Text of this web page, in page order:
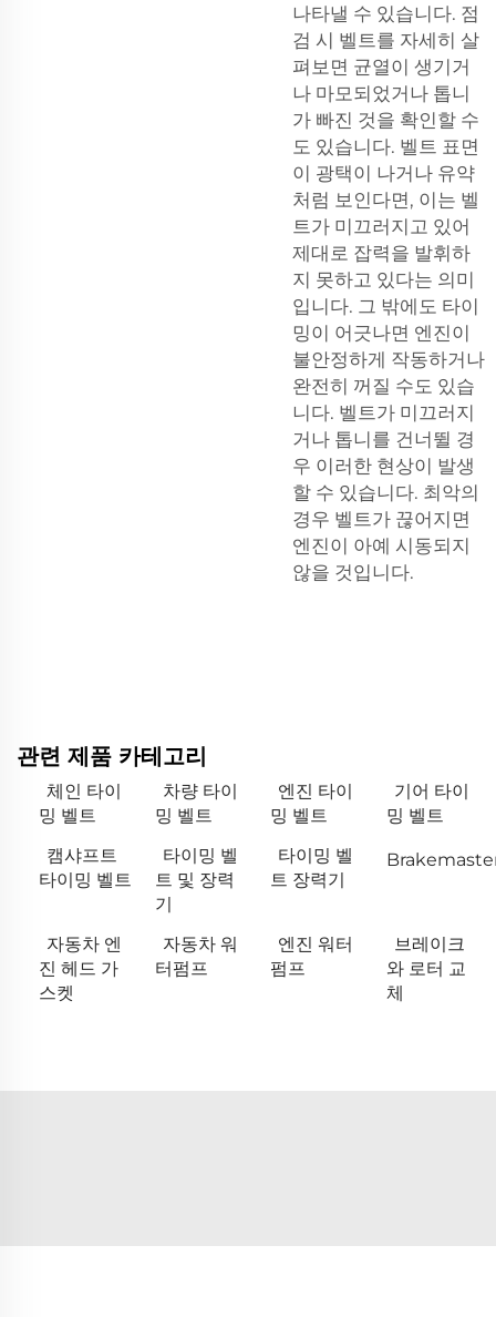
나타낼 수 있습니다. 점
검 시 벨트를 자세히 살
펴보면 균열이 생기거
나 마모되었거나 톱니
가 빠진 것을 확인할 수
도 있습니다. 벨트 표면
이 광택이 나거나 유약
처럼 보인다면, 이는 벨
트가 미끄러지고 있어
제대로 잡력을 발휘하
지 못하고 있다는 의미
입니다. 그 밖에도 타이
밍이 어긋나면 엔진이
불안정하게 작동하거나
완전히 꺼질 수도 있습
니다. 벨트가 미끄러지
거나 톱니를 건너뛸 경
우 이러한 현상이 발생
할 수 있습니다. 최악의
경우 벨트가 끊어지면
엔진이 아예 시동되지
않을 것입니다.
관련 제품 카테고리
체인 타이
밍 벨트
차량 타이
밍 벨트
엔진 타이
밍 벨트
기어 타이
밍 벨트
캠샤프트
타이밍 벨트
타이밍 벨
트 및 장력
기
타이밍 벨
트 장력기
자동차 엔
진 헤드 가
스켓
자동차 워
터펌프
엔진 워터
펌프
브레이크
와 로터 교
체